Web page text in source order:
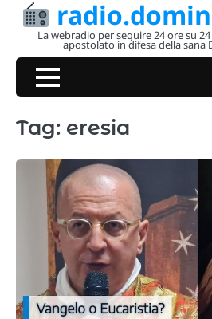
Skip
La webradio per seguire 24 ore su
apostolato in difesa della sana
Tag: eresia